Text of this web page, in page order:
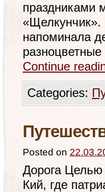
праздниками
«Щелкунчик».
напоминала
Continue
Categories:
Posted on
Дорога Целью
Кий, где